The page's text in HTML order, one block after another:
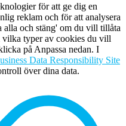
för att ge dig en
reklam och för att analysera
och stäng' om du vill tillåta
typer av cookies du vill
på Anpassa nedan. I
Data Responsibility Site
över dina data.